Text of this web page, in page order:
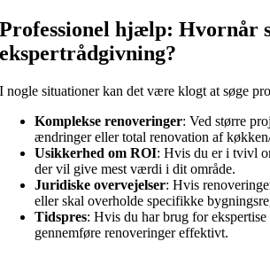
Professionel hjælp: Hvornår
ekspertrådgivning?
I nogle situationer kan det være klogt at søge
Komplekse renoveringer: Ved større
ændringer eller total renovation af
Usikkerhed om ROI: Hvis du er i tvivl
der vil give mest værdi i dit område.
Juridiske overvejelser: Hvis
eller skal overholde specifikke
Tidspres: Hvis du har brug for
gennemføre renoveringer effektivt.